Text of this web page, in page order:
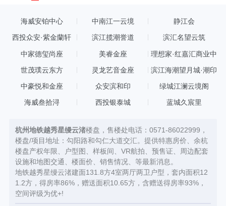
海威安铂中心 中南江一云境 静江会
西投众安·紫金蘭轩 滨江揽潮誉道 滨汇名望云筑
中家德玺尚座 美睿金座
理想家·红嘉汇商业中
世茂璞云东方 灵龙艺音金座 滨江海潮望月城·潮印
中豪悦和金座 众安滨和印 绿城江澜云境阁
海威叁拾浔 西投银泰城 蓝城久宸里
杭州地铁越秀星缦云渚楼盘，售楼处电话：0571-86022999，
楼盘/项目地址：勾阳路和勾仁大道交汇。提供特惠房价、余杭
楼盘产权年限、户型图、样板间、VR航拍、预售证、周边配套
设施和地图交通、楼面价、销售情况、等最新消息。
地铁越秀星缦云渚建面131.8方4室两厅两卫户型，套内面积12
1.2方，得房率86%，赠送面积10.65方，含赠送得房率93%，
空间评级为优+!